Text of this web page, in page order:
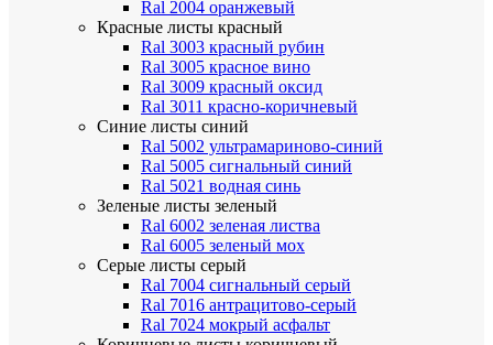
Ral 2004 оранжевый
Красные листы красный
Ral 3003 красный рубин
Ral 3005 красное вино
Ral 3009 красный оксид
Ral 3011 красно-коричневый
Синие листы синий
Ral 5002 ультрамариново-синий
Ral 5005 сигнальный синий
Ral 5021 водная синь
Зеленые листы зеленый
Ral 6002 зеленая листва
Ral 6005 зеленый мох
Серые листы серый
Ral 7004 сигнальный серый
Ral 7016 антрацитово-серый
Ral 7024 мокрый асфальт